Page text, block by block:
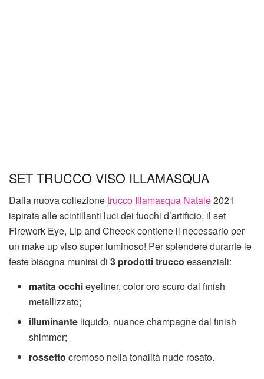
SET TRUCCO VISO ILLAMASQUA
Dalla nuova collezionetrucco Illamasqua Natale2021
ispirata alle scintillanti luci dei fuochi d’artificio, il set
Firework Eye, Lip and Cheeck contiene il necessario per
un make up viso super luminoso! Per splendere durante le
feste bisogna munirsi di 3 prodotti trucco essenziali:
matitaocchieyeliner, color oro scuro dal finish
metallizzato;
illuminante liquido, nuance champagne dal finish
shimmer;
rossetto cremoso nella tonalità nude rosato.